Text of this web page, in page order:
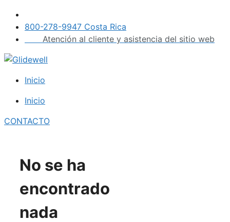
Saltar
contenido
800-278-9947 Costa Rica
Atención al cliente y asistencia del sitio web
Inicio
Inicio
CONTACTO
No se ha
encontrado
nada